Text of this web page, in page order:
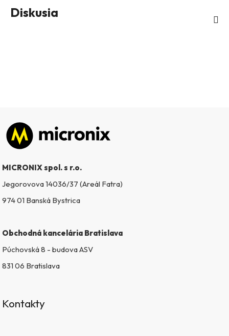
Diskusia
Zápätie
MICRONIX spol. s r.o.
Jegorovova 14036/37 (Areál Fatra)
974 01 Banská Bystrica
Obchodná kancelária Bratislava
Púchovská 8 - budova ASV
831 06 Bratislava
Kontakty